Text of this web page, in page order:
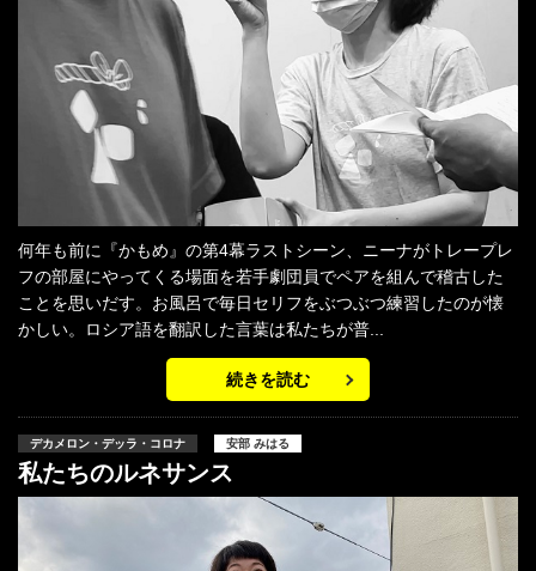
何年も前に『かもめ』の第4幕ラストシーン、ニーナがトレープレ
フの部屋にやってくる場面を若手劇団員でペアを組んで稽古した
ことを思いだす。お風呂で毎日セリフをぶつぶつ練習したのが懐
かしい。ロシア語を翻訳した言葉は私たちが普...
続きを読む
デカメロン・デッラ・コロナ 安部 みはる
私たちのルネサンス